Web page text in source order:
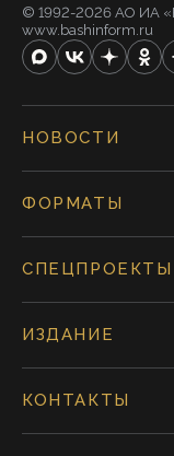
© 1992-2026 АО ИА
www.bashinform.ru
НОВОСТИ
ФОРМАТЫ
СПЕЦПРОЕКТЫ
ИЗДАНИЕ
КОНТАКТЫ